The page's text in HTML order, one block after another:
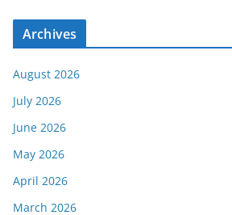
Archives
August 2026
July 2026
June 2026
May 2026
April 2026
March 2026